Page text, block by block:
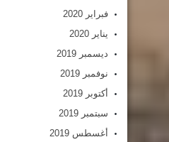
فبراير 2020
يناير 2020
ديسمبر 2019
نوفمبر 2019
أكتوبر 2019
سبتمبر 2019
أغسطس 2019